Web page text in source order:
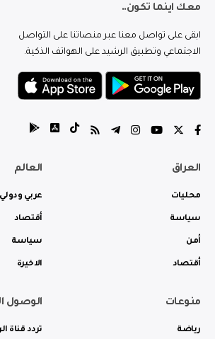
معك اينما تكون..
ابقى على تواصل معنا عبر منصاتنا على التواصل
الاجتماعي وتطبيق الرشيد على الهواتف الذكية.
العراق
محليات
سياسة
أمن
أقتصاد
العالم
عربي ودولي
أقتصاد
سياسة
الاخيرة
منوعات
رياضة
الوصول
تردد قناة